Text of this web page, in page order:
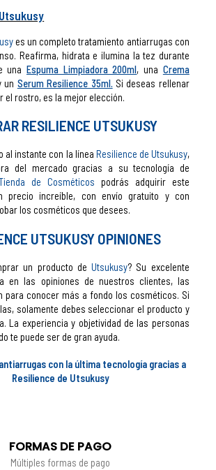
es un completo tratamiento antiarrugas con
Reafirma, hidrata e ilumina la tez durante
una Espuma Limpiadora 200ml, una Crema
un Serum Resilience 35ml. Si deseas rellenar
el rostro, es la mejor elección.
RESILIENCE UTSUKUSY
al instante con la línea Resilience de Utsukusy,
del mercado gracias a su tecnología de
de Cosméticos podrás adquirir este
precio increíble, con envío gratuito y con
los cosméticos que desees.
UTSUKUSY OPINIONES
un producto deUtsukusy? Su excelente
en las opiniones de nuestros clientes, las
para conocer más a fondo los cosméticos. Si
solamente debes seleccionar el producto y
La experiencia y objetividad de las personas
te puede ser de gran ayuda.
con la última tecnología gracias a
Resilience de Utsukusy
FORMAS DE PAGO
Múltiples formas de pago